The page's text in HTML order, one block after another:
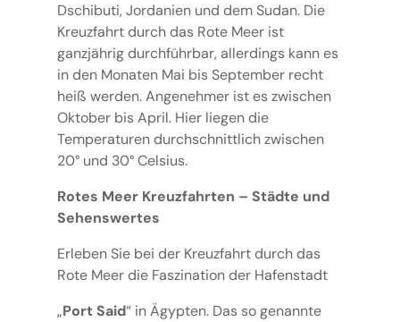
Dschibuti, Jordanien und dem Sudan. Die
Kreuzfahrt durch das Rote Meer ist
ganzjährig durchführbar, allerdings kann es
in den Monaten Mai bis September recht
heiß werden. Angenehmer ist es zwischen
Oktober bis April. Hier liegen die
Temperaturen durchschnittlich zwischen
20° und 30° Celsius.
Rotes Meer Kreuzfahrten – Städte und
Sehenswertes
Erleben Sie bei der Kreuzfahrt durch das
Rote Meer die Faszination der Hafenstadt
„Port Said“ in Ägypten. Das so genannte